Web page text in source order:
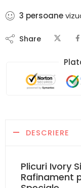
3 persoane
Share
DESCRIERE
Plicuri Ivory
Rafinament